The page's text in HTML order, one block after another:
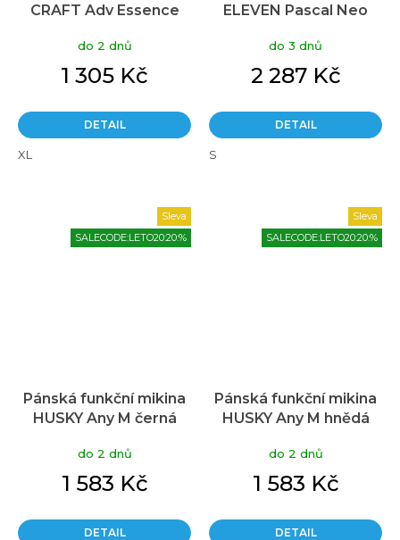
CRAFT Adv Essence
do 2 dnů
1 305 Kč
DETAIL
XL
ELEVEN Pascal Neo
do 3 dnů
2 287 Kč
DETAIL
S
Sleva
SALECODE:LETO20:20:%
Pánská funkční mikina
HUSKY Any M černá
do 2 dnů
1 583 Kč
DETAIL
Sleva
SALECODE:LETO20:20:%
Pánská funkční mikina
HUSKY Any M hnědá
do 2 dnů
1 583 Kč
DETAIL